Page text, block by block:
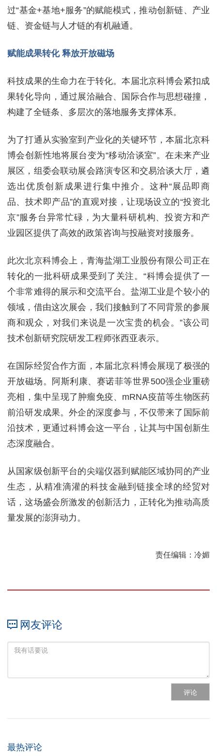
过“基金+基地+服务”的赋能模式，推动创新链、产业
链、资金链与人才链的有机融通。
赋能成果转化 释放开放磁场
科技成果的生命力在于转化。本届北京科博会紧扣成
果转化导向，通过展洽融合、国际合作与思想碰撞，
构建了全链条、多层次的落地服务支撑体系。
为了打通从实验室到产业化的关键环节，本届北京科
博会创新性地将展台变为“移动洽谈室”。在未来产业
展区，组委会联动展会路演专区和交易洽谈大厅，遴
选出优质创新成果进行集中推介。这种“展品即商
品、技术即产品”的直观对接，让现场设立的“投资北
京”服务台异常忙碌，为大量科研机构、投资方和产
业园区提供了高效的政策咨询与投融资对接服务。
此次北京科博会上，青海盐湖工业股份有限公司正在
转化的一批科研成果受到了关注。“科博会提供了一
个非常难得的展示和交流平台。盐湖工业是个较小的
领域，借由这次展会，我们接触到了不同背景的参展
商和观众，对我们来说是一次宝贵的机会。”该公司
技术创新研究院研发工程师张西亚表示。
在国际经贸合作方面，本届北京科博会展现了极强的
开放磁场。阿斯利康、赛诺菲等世界500强企业重磅
亮相，集中呈现了肿瘤免疫、mRNA疫苗等生物医药
前沿研发成果。外企的深度参与，不仅带来了国际前
沿技术，更通过科博会这一平台，让其与中国创新生
态深度融合。
从国家级创新平台的尖端仪器到赋能区域协同的产业
生态，从精准滴灌的科技金融到链接全球的经贸对
话，这场盛会所激发的创新活力，正转化为推动高质
量发展的澎湃动力。
责任编辑：冷媚
网友评论
评论
最热评论